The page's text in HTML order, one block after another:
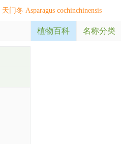
天门冬 Asparagus cochinchinensis
植物百科 名称分类